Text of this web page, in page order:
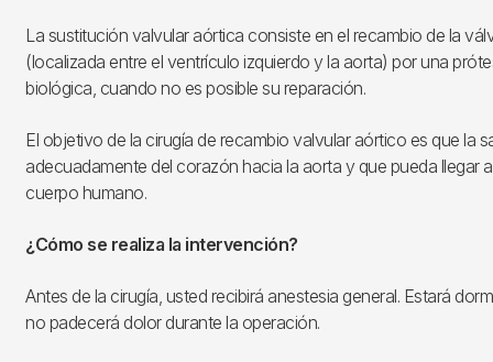
La sustitución valvular aórtica consiste en el recambio de la
(localizada entre el ventrículo izquierdo y la aorta) por una
biológica, cuando no es posible su reparación.
El objetivo de la cirugía de recambio valvular aórtico es que la
adecuadamente del corazón hacia la aorta y que pueda llegar
cuerpo humano.
¿Cómo se realiza la intervención?
Antes de la cirugía, usted recibirá anestesia general. Estará
no padecerá dolor durante la operación.